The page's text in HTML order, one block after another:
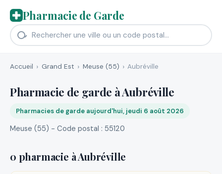
Pharmacie de Garde
Accueil Grand Est Meuse (55) Aubréville
Pharmacie de garde à Aubréville
Pharmacies de garde aujourd'hui, jeudi 6 août 2026
Meuse (55) - Code postal : 55120
0 pharmacie à Aubréville